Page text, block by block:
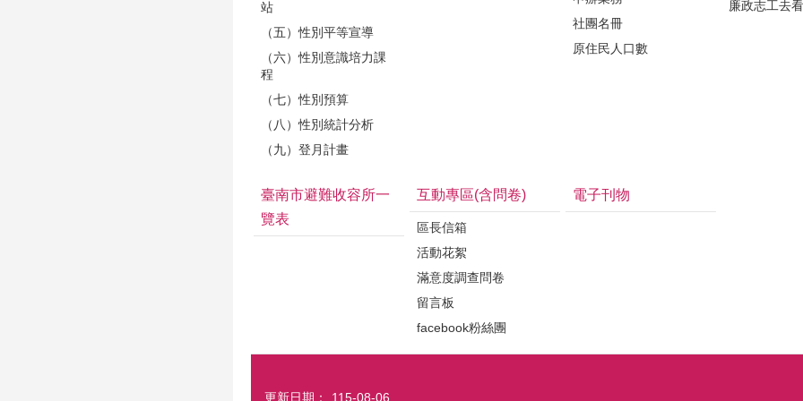
站
（五）性別平等宣導
（六）性別意識培力課
程
（七）性別預算
（八）性別統計分析
（九）登月計畫
社團名冊
原住民人口數
廉政志工去
臺南市避難收容所一
覽表
互動專區(含問卷)
區長信箱
活動花絮
滿意度調查問卷
留言板
facebook粉絲團
電子刊物
更新日期： 115-08-06